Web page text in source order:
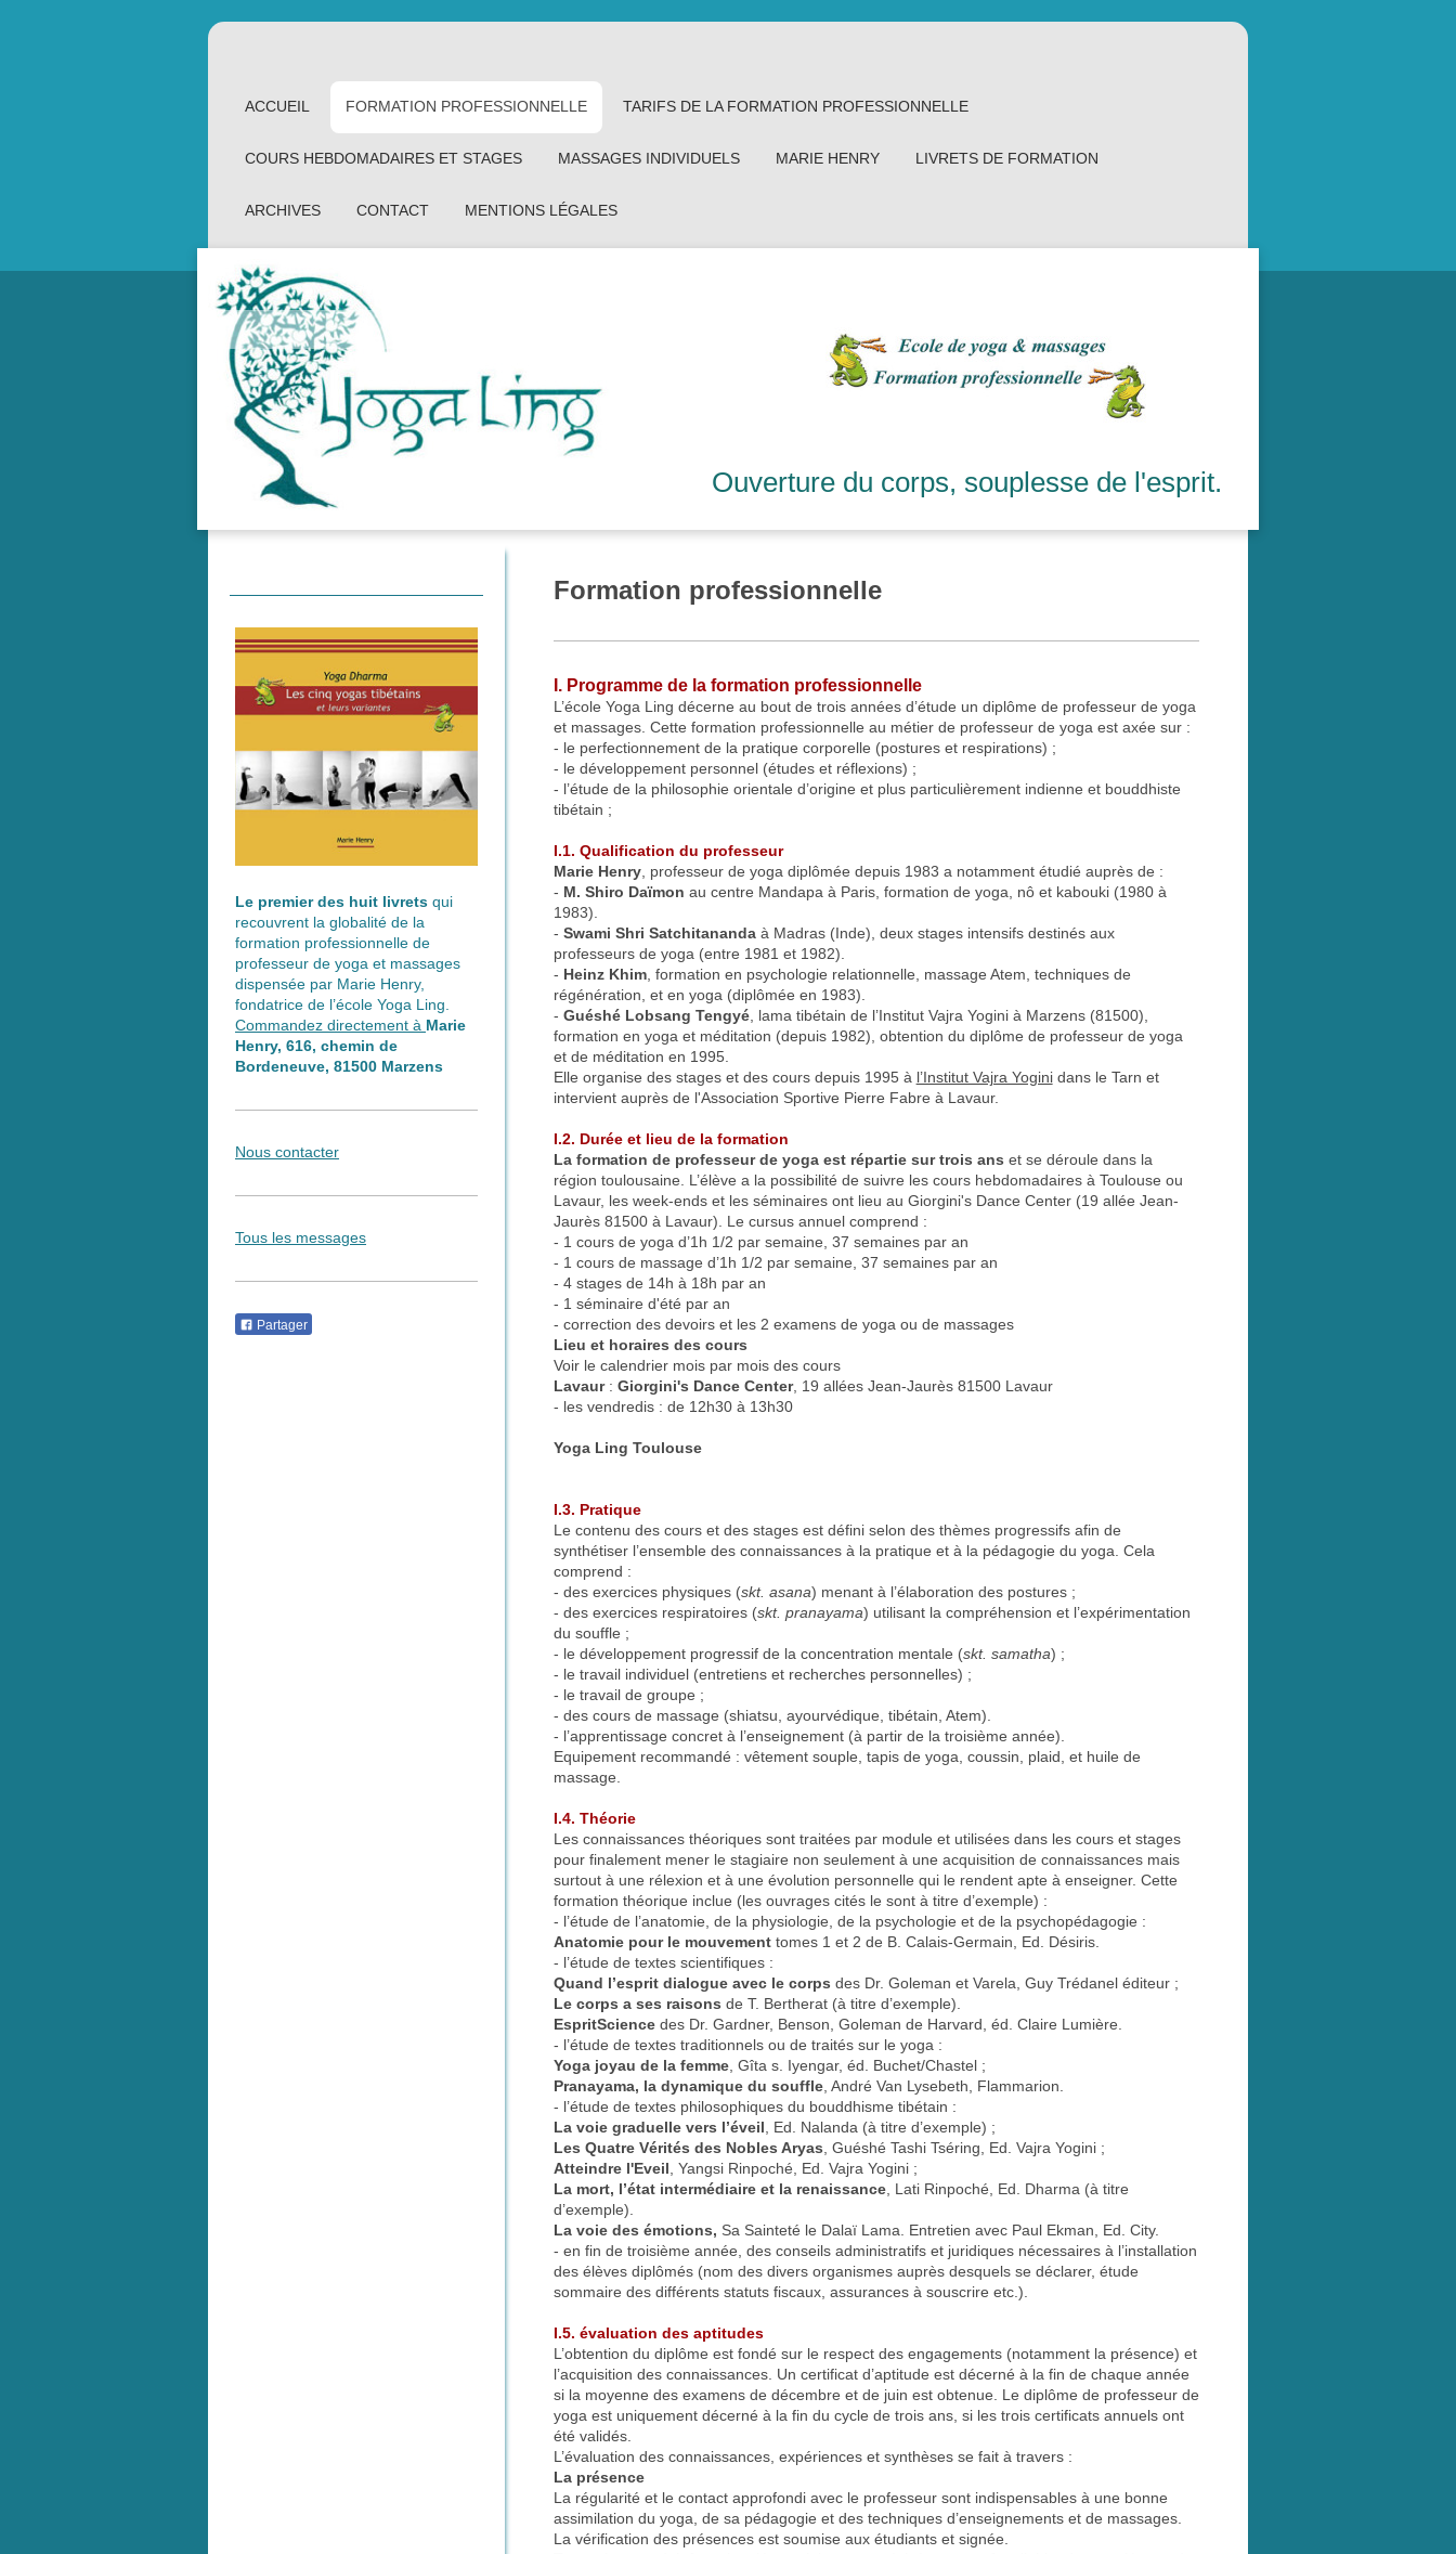
ACCUEIL FORMATION PROFESSIONNELLE TARIFS DE LA FORMATION PROFESSIONNELLE
COURS HEBDOMADAIRES ET STAGES MASSAGES INDIVIDUELS MARIE HENRY LIVRETS DE FORMATION
ARCHIVES CONTACT MENTIONS LÉGALES
Ouverture du corps, souplesse de l'esprit.
Formation professionnelle
I. Programme de la formation professionnelle
L’école Yoga Ling décerne au bout de trois années d’étude un diplôme de professeur de yoga
et massages. Cette formation professionnelle au métier de professeur de yoga est axée sur :
- le perfectionnement de la pratique corporelle (postures et respirations) ;
- le développement personnel (études et réflexions) ;
- l’étude de la philosophie orientale d’origine et plus particulièrement indienne et bouddhiste
tibétain ;
I.1. Qualification du professeur
Marie Henry, professeur de yoga diplômée depuis 1983 a notamment étudié auprès de :
- M. Shiro Daïmon au centre Mandapa à Paris, formation de yoga, nô et kabouki (1980 à
1983).
- Swami Shri Satchitanandaà Madras (Inde), deux stages intensifs destinés aux
professeurs de yoga (entre 1981 et 1982).
- Heinz Khim, formation en psychologie relationnelle, massage Atem, techniques de
régénération, et en yoga (diplômée en 1983).
- Guéshé Lobsang Tengyé, lama tibétain de l’Institut Vajra Yogini à Marzens (81500),
formation en yoga et méditation (depuis 1982), obtention du diplôme de professeur de yoga
et de méditation en 1995.
Elle organise des stages et des cours depuis 1995 à l’Institut Vajra Yoginidans le Tarn et
intervient auprès de l'Association Sportive Pierre Fabre à Lavaur.
I.2. Durée et lieu de la formation
La formation de professeur de yoga est répartie sur trois ans et se déroule dans la
région toulousaine. L’élève a la possibilité de suivre les cours hebdomadaires à Toulouse ou
Lavaur, les week-ends et les séminaires ont lieu au Giorgini's Dance Center (19 allée Jean-
Jaurès 81500 à Lavaur). Le cursus annuel comprend :
- 1 cours de yoga d’1h 1/2 par semaine, 37 semaines par an
- 1 cours de massage d’1h 1/2 par semaine, 37 semaines par an
- 4 stages de 14h à 18h par an
- 1 séminaire d'été par an
- correction des devoirs et les 2 examens de yoga ou de massages
Lieu et horaires des cours
Voir le calendrier mois par mois des cours
Lavaur: Giorgini's Dance Center, 19 allées Jean-Jaurès 81500 Lavaur
- les vendredis : de 12h30 à 13h30
Yoga Ling Toulouse
I.3. Pratique
Le contenu des cours et des stages est défini selon des thèmes progressifs afin de
synthétiser l’ensemble des connaissances à la pratique et à la pédagogie du yoga. Cela
comprend :
- des exercices physiques (skt. asana) menant à l’élaboration des postures ;
- des exercices respiratoires (skt. pranayama) utilisant la compréhension et l’expérimentation
du souffle ;
- le développement progressif de la concentration mentale (skt. samatha) ;
- le travail individuel (entretiens et recherches personnelles) ;
- le travail de groupe ;
- des cours de massage (shiatsu, ayourvédique, tibétain, Atem).
- l’apprentissage concret à l’enseignement (à partir de la troisième année).
Equipement recommandé : vêtement souple, tapis de yoga, coussin, plaid, et huile de
massage.
I.4. Théorie
Les connaissances théoriques sont traitées par module et utilisées dans les cours et stages
pour finalement mener le stagiaire non seulement à une acquisition de connaissances mais
surtout à une rélexion et à une évolution personnelle qui le rendent apte à enseigner. Cette
formation théorique inclue (les ouvrages cités le sont à titre d’exemple) :
- l’étude de l’anatomie, de la physiologie, de la psychologie et de la psychopédagogie :
Anatomie pour le mouvementtomes 1 et 2 de B. Calais-Germain, Ed. Désiris.
- l’étude de textes scientifiques :
Quand l’esprit dialogue avec le corps des Dr. Goleman et Varela, Guy Trédanel éditeur ;
Le corps a ses raisons de T. Bertherat (à titre d’exemple).
EspritSciencedes Dr. Gardner, Benson, Goleman de Harvard, éd. Claire Lumière.
- l’étude de textes traditionnels ou de traités sur le yoga :
Yoga joyau de la femme, Gîta s. Iyengar, éd. Buchet/Chastel ;
Pranayama, la dynamique du souffle, André Van Lysebeth, Flammarion.
- l’étude de textes philosophiques du bouddhisme tibétain :
La voie graduelle vers l’éveil , Ed. Nalanda (à titre d’exemple) ;
Les Quatre Vérités des Nobles Aryas , Guéshé Tashi Tséring, Ed. Vajra Yogini ;
Atteindre l'Eveil , Yangsi Rinpoché, Ed. Vajra Yogini ;
La mort, l’état intermédiaire et la renaissance, Lati Rinpoché, Ed. Dharma (à titre
d’exemple).
La voie des émotions, Sa Sainteté le Dalaï Lama. Entretien avec Paul Ekman, Ed. City.
- en fin de troisième année, des conseils administratifs et juridiques nécessaires à l’installation
des élèves diplômés (nom des divers organismes auprès desquels se déclarer, étude
sommaire des différents statuts fiscaux, assurances à souscrire etc.).
I.5. évaluation des aptitudes
L’obtention du diplôme est fondé sur le respect des engagements (notamment la présence) et
l’acquisition des connaissances. Un certificat d’aptitude est décerné à la fin de chaque année
si la moyenne des examens de décembre et de juin est obtenue. Le diplôme de professeur de
yoga est uniquement décerné à la fin du cycle de trois ans, si les trois certificats annuels ont
été validés.
L’évaluation des connaissances, expériences et synthèses se fait à travers :
La présence
La régularité et le contact approfondi avec le professeur sont indispensables à une bonne
assimilation du yoga, de sa pédagogie et des techniques d’enseignements et de massages.
La vérification des présences est soumise aux étudiants et signée.
Le premier des huit livrets qui
recouvrent la globalité de la
formation professionnelle de
professeur de yoga et massages
dispensée par Marie Henry,
fondatrice de l’école Yoga Ling.
Commandez directement à Marie
Henry, 616, chemin de
Bordeneuve, 81500 Marzens
Nous contacter
Tous les messages
Partager